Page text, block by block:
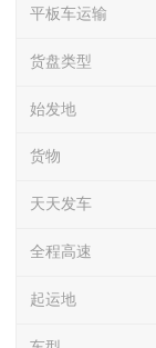
平板车运输
货盘类型
始发地
货物
天天发车
全程高速
起运地